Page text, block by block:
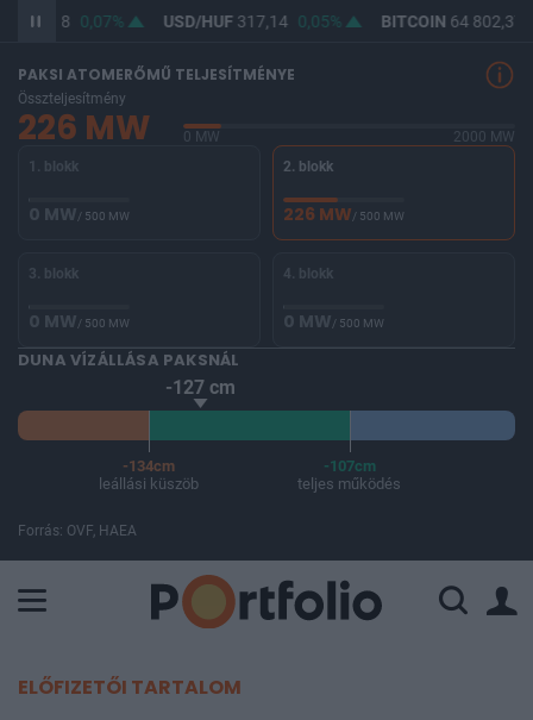
365,68 0,07% USD/HUF317,14 0,05% BITCOIN64 802,37
PAKSI ATOMERŐMŰ TELJESÍTMÉNYE
Összteljesítmény
226 MW 0 MW
2000 MW
1. blokk
0 MW/ 500 MW
2. blokk
226 MW/ 500 MW
3. blokk
0 MW/ 500 MW
4. blokk
0 MW/ 500 MW
DUNA VÍZÁLLÁSA PAKSNÁL
-127 cm
-134cm
leállási küszöb
-107cm
teljes működés
Forrás: OVF, HAEA
ELŐFIZETŐI TARTALOM